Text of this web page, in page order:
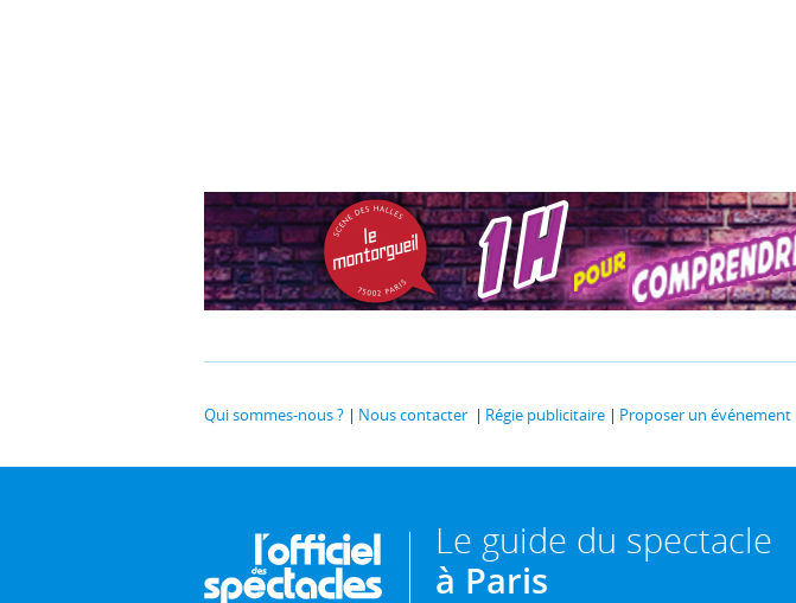
Qui sommes-nous ? Nous contacter Régie publicitaire Proposer un événement
Le guide du spectacle
à Paris